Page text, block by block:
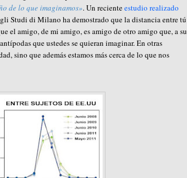
de lo que imaginamos». Un recienteestudio realizado
Studi di Milano ha demostrado que la distancia entre tú
el amigo, de mi amigo, es amigo de otro amigo que, a su
que ustedes se quieran imaginar. En otras
sino que además estamos más cerca de lo que nos